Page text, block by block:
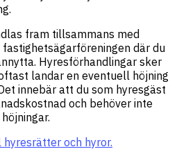
fram tillsammans med
där du
Hyresförhandlingar sker
landar en eventuell höjning
innebär att du som hyresgäst
och behöver inte
hyresrätter och hyror.